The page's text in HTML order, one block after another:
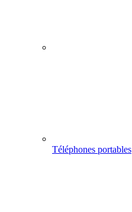
Téléphones portables